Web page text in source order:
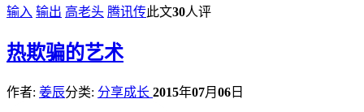
输入 输出 高老头 腾讯传此文30人评
热欺骗的艺术
作者: 姜辰分类: 分享成长 2015年07月 06 日